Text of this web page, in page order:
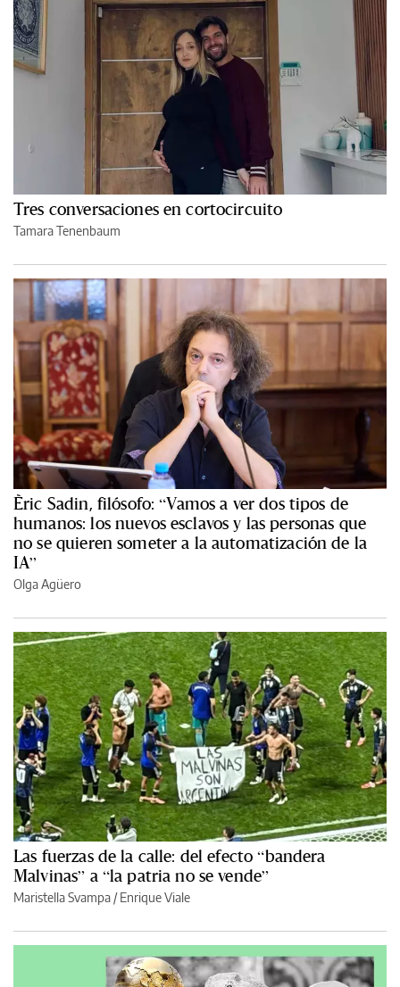
Tres conversaciones en cortocircuito
Tamara Tenenbaum
Èric Sadin, filósofo: “Vamos a ver dos tipos de
humanos: los nuevos esclavos y las personas que
no se quieren someter a la automatización de la
IA”
Olga Agüero
Las fuerzas de la calle: del efecto “bandera
Malvinas” a “la patria no se vende”
Maristella Svampa /Enrique Viale